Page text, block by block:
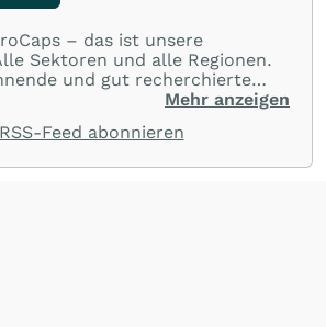
– das ist unsere
Sektoren und alle Regionen.
und gut recherchierte
und marktbezogene
in der Branche und
Mehr anzeigen
RSS-Feed abonnieren